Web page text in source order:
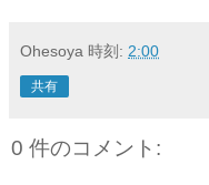
Ohesoya 時刻: 2:00
共有
0 件のコメント: